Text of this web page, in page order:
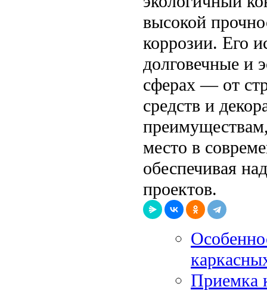
высокой
коррозии. Его
долговечные и
сферах — от
средств и
место в
обеспечивая
проектов.
Приемка